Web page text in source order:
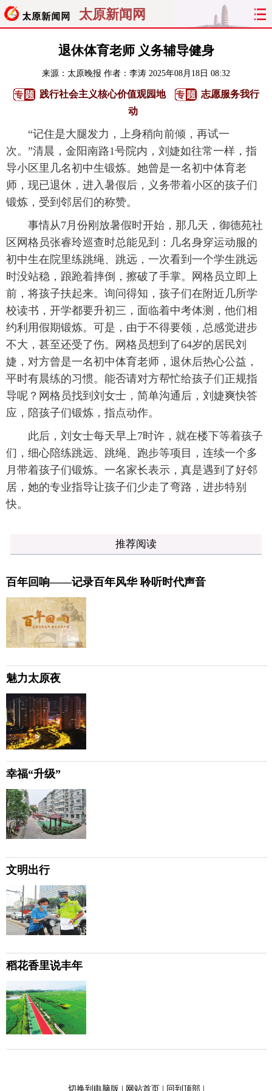
太原新闻网
聚焦 太原
经济 关注 文明 出行
旅游 理财 政务
看天下 晋月读 最太原 网罗民生
太原日报 太原晚报
退休体育老师 义务辅导健身
来源： 太原晚报 作者：李涛 2025年08月18日 08:32
践行社会主义核心价值观园地
志愿服务我行
动
“记住是大腿发力，上身稍向前倾，再试一
次。”清晨，金阳南路1号院内，刘婕如往常一样，指
导小区里几名初中生锻炼。她曾是一名初中体育老
师，现已退休，进入暑假后，义务带着小区的孩子们
锻炼，受到邻居们的称赞。
事情从7月份刚放暑假时开始，那几天，御德苑社
区网格员张睿玲巡查时总能见到：几名身穿运动服的
初中生在院里练跳绳、跳远，一次看到一个学生跳远
时没站稳，踉跄着摔倒，擦破了手掌。网格员立即上
前，将孩子扶起来。询问得知，孩子们在附近几所学
校读书，开学都要升初三，面临着中考体测，他们相
约利用假期锻炼。可是，由于不得要领，总感觉进步
不大，甚至还受了伤。网格员想到了64岁的居民刘
婕，对方曾是一名初中体育老师，退休后热心公益，
平时有晨练的习惯。能否请对方帮忙给孩子们正规指
导呢？网格员找到刘女士，简单沟通后，刘婕爽快答
应，陪孩子们锻炼，指点动作。
此后，刘女士每天早上7时许，就在楼下等着孩子
们，细心陪练跳远、跳绳、跑步等项目，连续一个多
月带着孩子们锻炼。一名家长表示，真是遇到了好邻
居，她的专业指导让孩子们少走了弯路，进步特别
快。
推荐阅读
百年回响——记录百年风华 聆听时代声音
魅力太原夜
幸福“升级”
文明出行
稻花香里说丰年
切换到电脑版 | 网站首页| 回到顶部|